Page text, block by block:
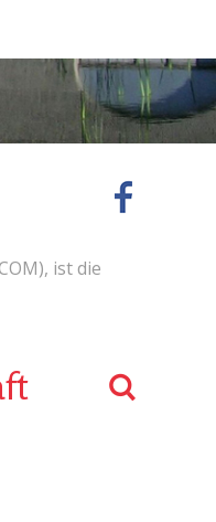
ist die